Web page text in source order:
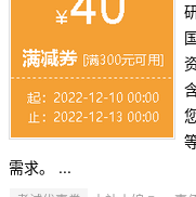
需求。 ...